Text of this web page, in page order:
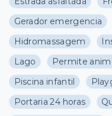
Gerador emergencia
Hidromassagem
Lago
Permite
Piscina infantil
Portaria 24 horas